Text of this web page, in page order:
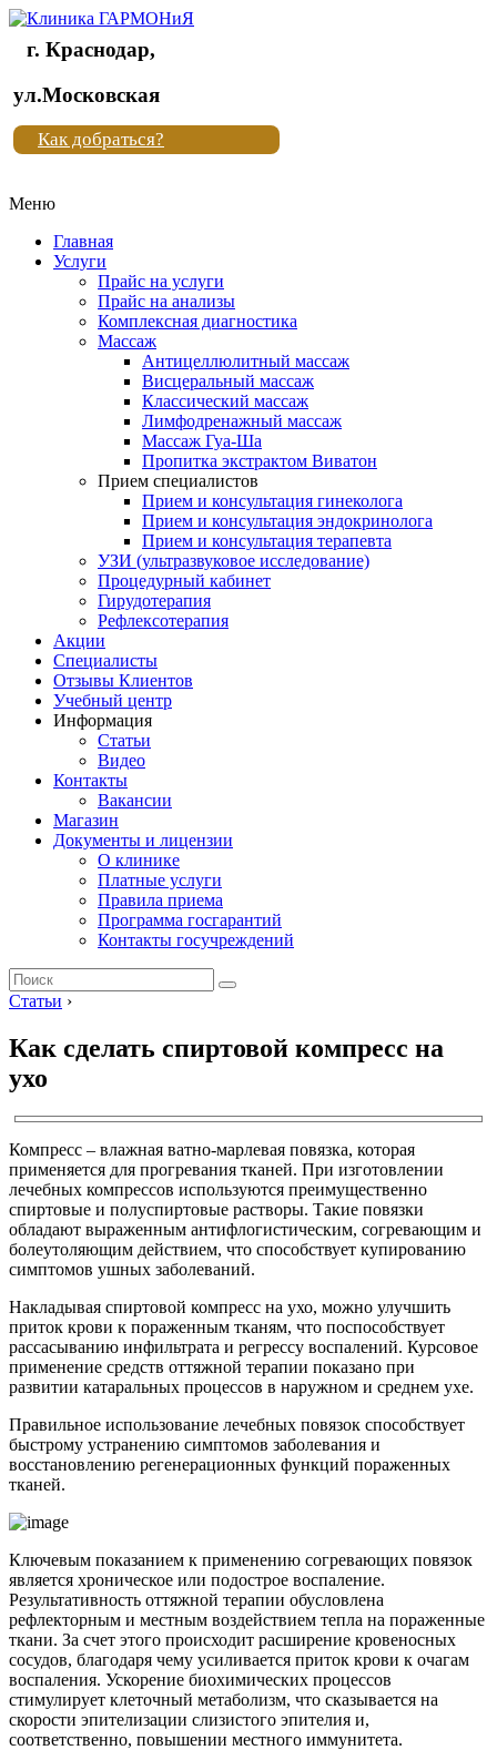
Клиника
"Новая
жизнь"
Клиника
жизнь"
г. Краснодар,
ул.Московская
Как добраться?
Меню
Главная
Услуги
Прайс на услуги
Прайс на анализы
Комплексная диагностика
Массаж
Антицеллюлитный массаж
Висцеральный массаж
Классический массаж
Лимфодренажный массаж
Массаж Гуа-Ша
Пропитка экстрактом Виватон
Прием специалистов
Прием и консультация гинеколога
Прием и консультация эндокринолога
Прием и консультация терапевта
УЗИ (ультразвуковое исследование)
Процедурный кабинет
Гирудотерапия
Рефлексотерапия
Акции
Специалисты
Отзывы Клиентов
Учебный центр
Информация
Статьи
Видео
Контакты
Вакансии
Магазин
Документы и лицензии
О клинике
Платные услуги
Правила приема
Программа госгарантий
Контакты госучреждений
Статьи ›
Как сделать спиртовой компресс на
ухо
Компресс – влажная ватно-марлевая повязка, которая
применяется для прогревания тканей. При изготовлении
лечебных компрессов используются преимущественно
спиртовые и полуспиртовые растворы. Такие повязки
обладают выраженным антифлогистическим, согревающим и
болеутоляющим действием, что способствует купированию
симптомов ушных заболеваний.
Накладывая спиртовой компресс на ухо, можно улучшить
приток крови к пораженным тканям, что поспособствует
рассасыванию инфильтрата и регрессу воспалений. Курсовое
применение средств оттяжной терапии показано при
развитии катаральных процессов в наружном и среднем ухе.
Правильное использование лечебных повязок способствует
быстрому устранению симптомов заболевания и
восстановлению регенерационных функций пораженных
тканей.
Ключевым показанием к применению согревающих повязок
является хроническое или подострое воспаление.
Результативность оттяжной терапии обусловлена
рефлекторным и местным воздействием тепла на пораженные
ткани. За счет этого происходит расширение кровеносных
сосудов, благодаря чему усиливается приток крови к очагам
воспаления. Ускорение биохимических процессов
стимулирует клеточный метаболизм, что сказывается на
скорости эпителизации слизистого эпителия и,
соответственно, повышении местного иммунитета.